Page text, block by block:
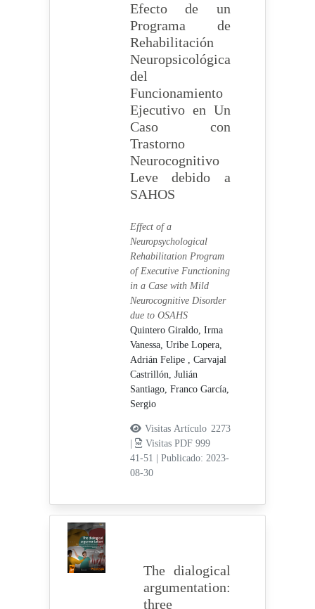
Efecto de un
Programa de
Rehabilitación
Neuropsicológica
del
Funcionamiento
Ejecutivo en Un
Caso con
Trastorno
Neurocognitivo
Leve debido a
SAHOS
Effect of a
Neuropsychological
Rehabilitation Program
of Executive Functioning
in a Case with Mild
Neurocognitive Disorder
due to OSAHS
Quintero Giraldo, Irma
Vanessa, Uribe Lopera,
Adrián Felipe , Carvajal
Castrillón, Julián
Santiago, Franco García,
Sergio
Visitas Artículo 2273
Visitas PDF 999
41-51
Publicado: 2023-
08-30
The dialogical
argumentation:
three